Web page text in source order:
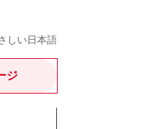
しい日本語
ジ